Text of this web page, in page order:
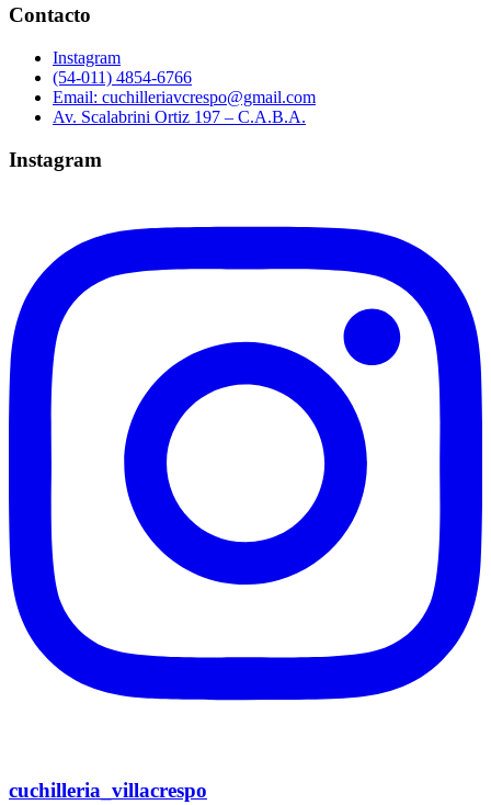
Contacto
Instagram
(54-011) 4854-6766
Email: cuchilleriavcrespo@gmail.com
Av. Scalabrini Ortiz 197 – C.A.B.A.
Instagram
cuchilleria_villacrespo